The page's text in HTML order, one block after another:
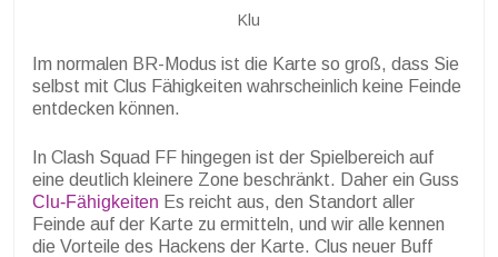
Klu
Im normalen BR-Modus ist die Karte so groß, dass Sie
selbst mit Clus Fähigkeiten wahrscheinlich keine Feinde
entdecken können.
In Clash Squad FF hingegen ist der Spielbereich auf
eine deutlich kleinere Zone beschränkt. Daher ein Guss
Clu-Fähigkeiten Es reicht aus, den Standort aller
Feinde auf der Karte zu ermitteln, und wir alle kennen
die Vorteile des Hackens der Karte. Clus neuer Buff